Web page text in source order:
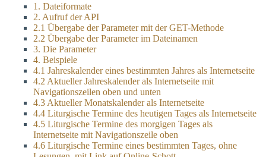
1. Dateiformate
2. Aufruf der API
2.1 Übergabe der Parameter mit der GET-Methode
2.2 Übergabe der Parameter im Dateinamen
3. Die Parameter
4. Beispiele
4.1 Jahreskalender eines bestimmten Jahres als Internetseite
4.2 Aktueller Jahreskalender als Internetseite mit
Navigationszeilen oben und unten
4.3 Aktueller Monatskalender als Internetseite
4.4 Liturgische Termine des heutigen Tages als Internetseite
4.5 Liturgische Termine des morgigen Tages als
Internetseite mit Navigationszeile oben
4.6 Liturgische Termine eines bestimmten Tages, ohne